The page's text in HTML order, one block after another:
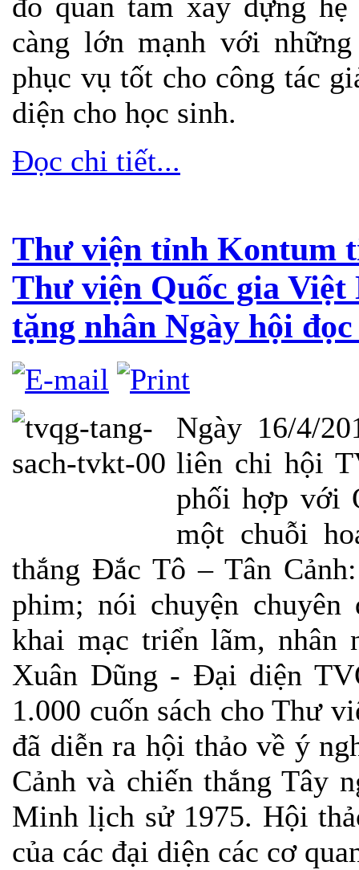
càng lớn mạnh với
phục vụ tốt cho công tác
diện cho học sinh.
Đọc chi tiết...
Thư viện tỉnh Kontum
Thư viện Quốc gia
tặng nhân Ngày hội đọc
Ngày 16/4/
liên chi hội
phối hợp với
một chuỗi
thắng Đắc Tô – Tân
phim; nói chuyện
khai mạc triển lãm, nhân
Xuân Dũng - Đại diện
1.000 cuốn sách cho Thư
đã diễn ra hội thảo về ý
Cảnh và chiến thắng Tây
Minh lịch sử 1975. Hội
của các đại diện các cơ